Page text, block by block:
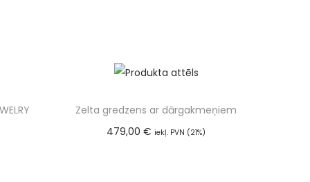
Zelta gredzens ar dārgakmeņiem
479,00€ iekļ. PVN (21%)